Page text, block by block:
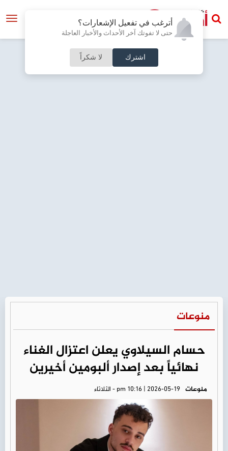
أترغب في تفعيل الإشعارات؟
حتى لا تفوتك آخر الأحداث والأخبار العاجلة
اشترك لا شكراً
منوعات
حسام السيلاوي يعلن اعتزال الغناء
نهائياً بعد إصدار ألبومين أخيرين
منوعات pm 10:16 | 2026-05-19 - الثلاثاء